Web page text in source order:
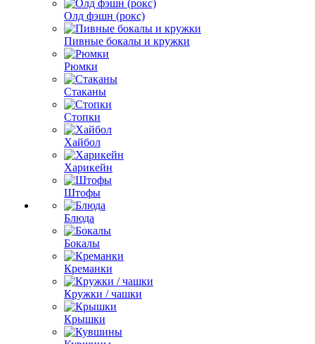
Олд фэшн (рокс)
Пивные бокалы и кружки
Рюмки
Стаканы
Стопки
Хайбол
Харикейн
Штофы
Блюда
Бокалы
Креманки
Кружки / чашки
Крышки